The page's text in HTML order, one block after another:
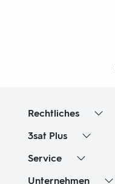
Rechtliches
3sat Plus
Service
Unternehmen